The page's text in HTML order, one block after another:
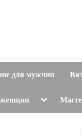
для мужчин
женщин Toggle
menu